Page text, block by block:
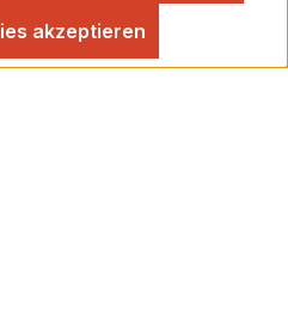
angegeben.
akzeptieren